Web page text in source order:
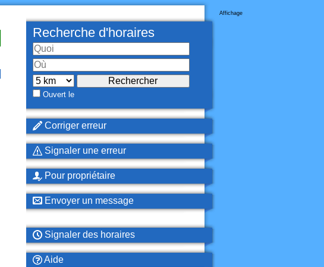
Affichage
Recherche d'horaires
Ouvert le
Corriger erreur
Signaler une erreur
Pour propriétaire
Envoyer un message
Signaler des horaires
Aide